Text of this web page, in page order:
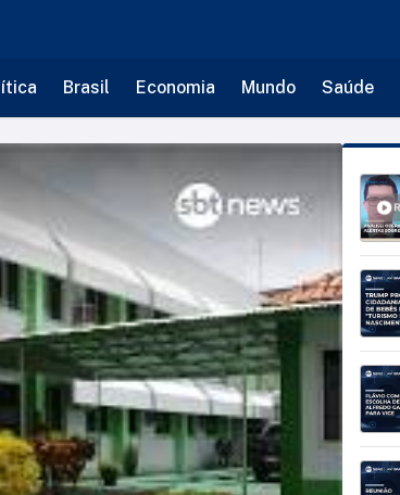
Brasil Economia Mundo Saúde